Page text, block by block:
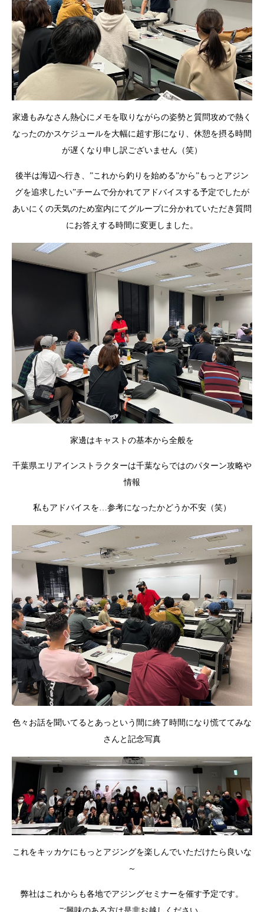
家邊もみなさん熱心にメモを取りながらの姿勢と質問攻めで熱く
なったのかスケジュールを大幅に超す形になり、休憩を摂る時間
が遅くなり申し訳ございません（笑）
後半は海辺へ行き、”これから釣りを始める”から”もっとアジン
グを追求したい”チームで分かれてアドバイスする予定でしたが
あいにくの天気のため室内にてグループに分かれていただき質問
にお答えする時間に変更しました。
家邊はキャストの基本から全般を
千葉県エリアインストラクターは千葉ならではのパターン攻略や
情報
私もアドバイスを…参考になったかどうか不安（笑）
色々お話を聞いてるとあっという間に終了時間になり慌ててみな
さんと記念写真
これをキッカケにもっとアジングを楽しんでいただけたら良いな
～
弊社はこれからも各地でアジングセミナーを催す予定です。